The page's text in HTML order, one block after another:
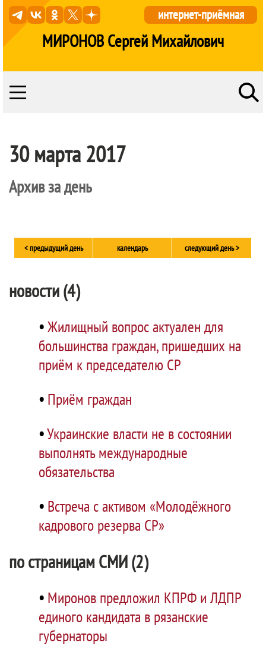
МИРОНОВ Сергей Михайлович
интернет-приёмная
30 марта 2017
Архив за день
< предыдущий день календарь следующий день >
новости (4)
•Жилищный вопрос актуален для
большинства граждан, пришедших на
приём к председателю СР
• Приём граждан
•Украинские власти не в состоянии
выполнять международные
обязательства
• Встреча с активом «Молодёжного
кадрового резерва СР»
по страницам СМИ (2)
• Миронов предложил КПРФ и ЛДПР
единого кандидата в рязанские
губернаторы